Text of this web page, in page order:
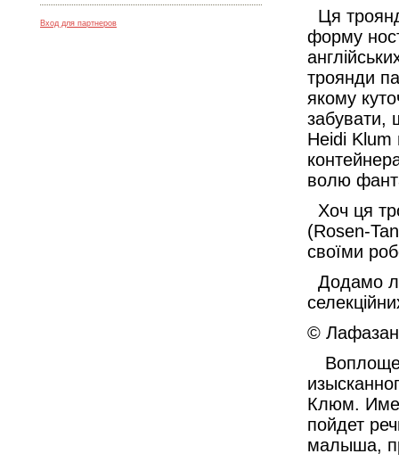
Вход для партнеров
Ця
форму
троянди
якому
забувати,
Heidi Klum
волю
Хоч ця
(Rosen-
своїми
Додамо
©
Клюм.
пойдет
малыша,